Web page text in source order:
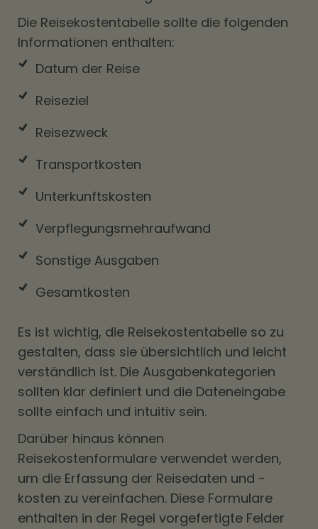
Die Reisekostentabelle sollte die folgenden
Informationen enthalten:
Datum der Reise
Reiseziel
Reisezweck
Transportkosten
Unterkunftskosten
Verpflegungsmehraufwand
Sonstige Ausgaben
Gesamtkosten
Es ist wichtig, die Reisekostentabelle so zu
gestalten, dass sie übersichtlich und leicht
verständlich ist. Die Ausgabenkategorien
sollten klar definiert und die Dateneingabe
sollte einfach und intuitiv sein.
Darüber hinaus können
Reisekostenformulare verwendet werden,
um die Erfassung der Reisedaten und -
kosten zu vereinfachen. Diese Formulare
enthalten in der Regel vorgefertigte Felder